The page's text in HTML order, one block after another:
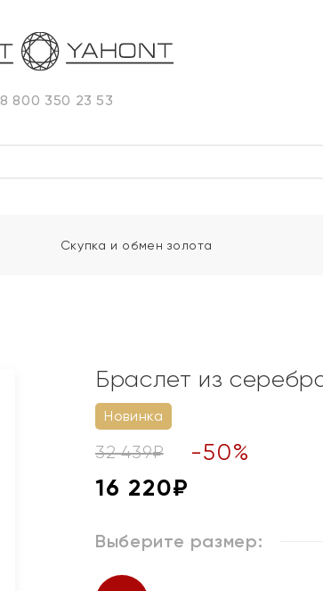
8 800 350 23 53
Скупка и обмен золота
Браслет из
Новинка
32 439₽ -50%
16 220₽
Выберите размер: